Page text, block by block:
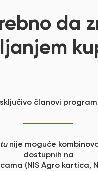
da
članovi
nije moguće
dostupnih na
(NIS Agro kartica,